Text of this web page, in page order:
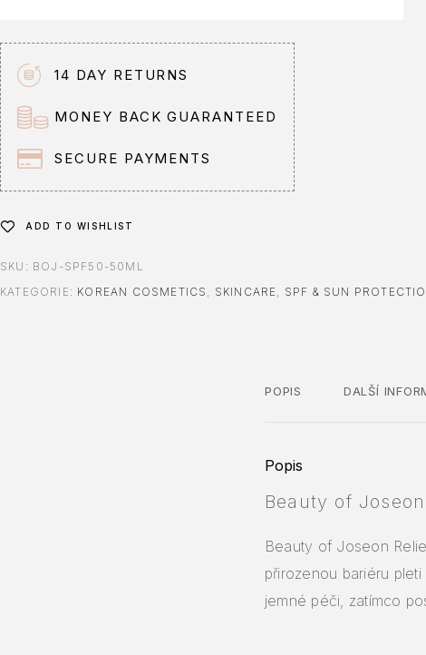
14 DAY RETURNS
MONEY BACK GUARANTEED
SECURE PAYMENTS
ADD TO WISHLIST
SKU: BOJ-SPF50-50ML
KATEGORIE: KOREAN COSMETICS SKINCARE SPF & SUN
POPIS DALŠÍ
Popis
Beauty of
Beauty of Joseon
přirozenou bariéru
jemné péči, zatímco